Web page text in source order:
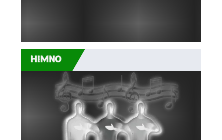
HIMNO